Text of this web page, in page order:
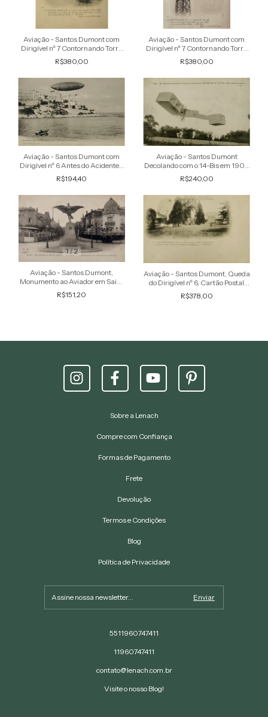
Aviação - Santos Dumont com
Dirigível nº 7 Contornando Torre
Eiffel - Raro Cartão Postal antigo
original
R$380,00
Aviação - Santos Dumont com
Dirigível nº 7 Contornando Torre
Eiffel - Raro Cartão Postal antigo
original, não circulado
R$380,00
Aviação - Santos Dumont com
Dirigível nº 6 Antes do Acidente -
Cartão Postal antigo original, não
circulado
R$194,40
Aviação - Santos Dumont
Decolando com o 14-Bis em 1906
- Cartão Postal antigo original,
não circulado
R$240,00
1/2
Aviação - Santos Dumont,
Monumento ao Aviador em Saint
Cloud - Cartão Postal antigo
original, circulado 1917
R$151,20
Aviação - Santos Dumont, Queda
do Dirigível nº 6, Cartão Postal
antigo original, não circulado
R$378,00
Sobre a Lenach
Compre com Confiança
Formas de Pagamento
Frete
Devolução
Termos e Condições
Blog
Política de Privacidade
5511960747411
11960747411
contato@lenach.com.br
Visite o nosso Blog!